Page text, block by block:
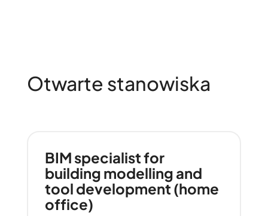
Otwarte stanowiska
BIM specialist for
building modelling and
tool development (home
office)